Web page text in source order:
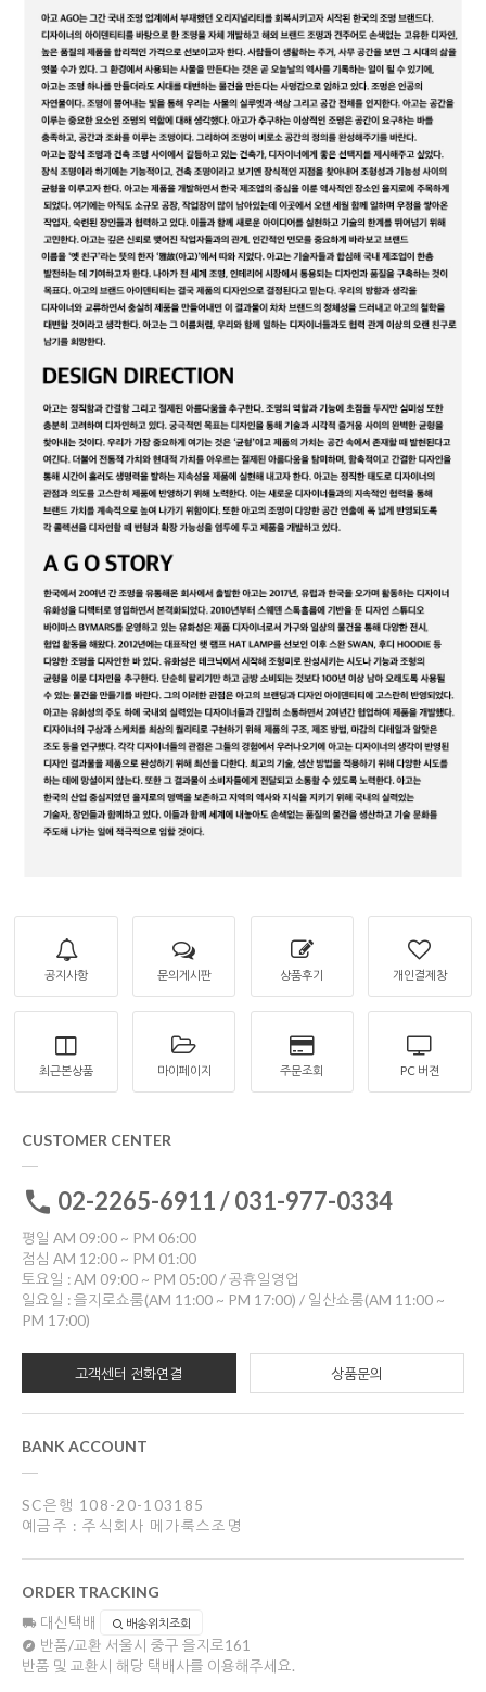
공지사항 문의게시판 상품후기 개인결제창
최근본상품 마이페이지 주문조회 PC 버젼
CUSTOMER CENTER
02-2265-6911 / 031-977-0334
평일 AM 09:00 ~ PM 06:00
점심 AM 12:00 ~ PM 01:00
토요일 : AM 09:00 ~ PM 05:00 / 공휴일영업
일요일 : 을지로쇼룸(AM 11:00 ~ PM 17:00) / 일산쇼룸(AM 11:00 ~
PM 17:00)
고객센터 전화연결 상품문의
BANK ACCOUNT
SC은행 108-20-103185
예금주 : 주식회사 메가룩스조명
ORDER TRACKING
대신택배 배송위치조회
반품/교환 서울시 중구 을지로161
반품 및 교환시 해당 택배사를 이용해주세요.